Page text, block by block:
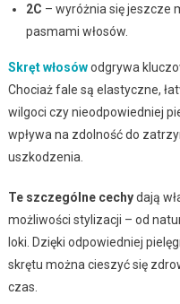
2C – wyróżnia się jeszcze
pasmami włosów.
Skręt włosówodgrywa
Chociaż fale są elastyczne,
wilgoci czy nieodpowiedniej
wpływa na zdolność do
uszkodzenia.
Te szczególne cechydają
możliwości stylizacji – od
loki. Dzięki odpowiedniej
skrętu można cieszyć się
czas.